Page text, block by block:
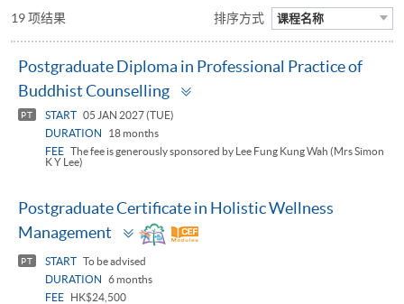
19 项结果 排序方式 课程名称
Postgraduate Diploma in Professional Practice of
Buddhist Counselling
PT START 05 JAN 2027 (TUE)
DURATION
18 months
FEE The fee is generously sponsored by Lee Fung Kung Wah (Mrs Simon
K Y Lee)
Postgraduate Certificate in Holistic Wellness
Management
Toggle
panel
PT START To be advised
DURATION
6 months
FEE
HK$24,500